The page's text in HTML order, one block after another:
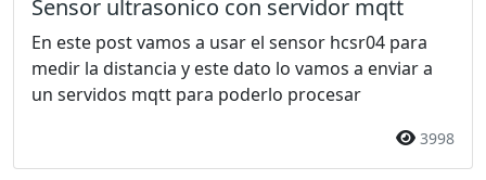
Sensor ultrasonico con servidor mqtt
En este post vamos a usar el sensor hcsr04 para
medir la distancia y este dato lo vamos a enviar a
un servidos mqtt para poderlo procesar
3998